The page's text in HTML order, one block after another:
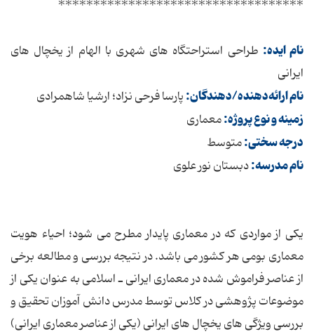
***********************************
نام ایده: طراحی استراحتگاه های شهری با الهام از یخچال های
ایرانی
نام ارائه‌دهنده/دهندگان:پارسا فرحی نزاد؛ ارشیا شاهمرادی
زمینه و نوع پروژه:معماری
درجه سختی:متوسط
نام مدرسه:دبستان نور علوی
یکی از مواردی که در معماری پایدار مطرح می شود؛ احیاء هویت
معماری بومی هر کشور می باشد. در نتیجه بررسی و مطالعه برخی
از عناصر فراموش شده در معماری ایرانی ـ اسلامی به عنوان یکی از
موضوعات پژوهشی در کلاس توسط مدرس دانش آموزان تحقیق و
بررسی ویژگی های یخچال های ایرانی (یکی از عناصر معماری ایرانی)